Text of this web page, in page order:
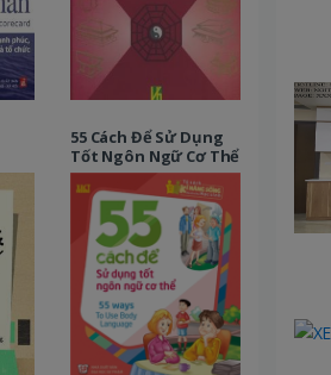
55 Cách Để Sử Dụng
Tốt Ngôn Ngữ Cơ Thể